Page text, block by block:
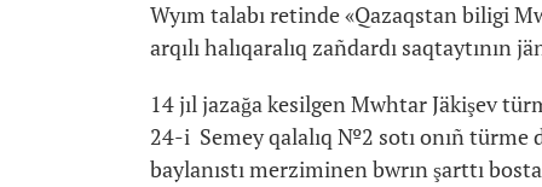
Wyım talabı retinde «Qazaqstan biligi
arqılı halıqaralıq zañdardı saqtaytının
14 jıl jazağa kesilgen Mwhtar Jäkişev
24-i Semey qalalıq №2 sotı onıñ türme
baylanıstı merziminen bwrın şarttı